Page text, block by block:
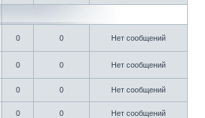
0 0 Нет сообщений
0 0 Нет сообщений
0 0 Нет сообщений
0 0 Нет сообщений